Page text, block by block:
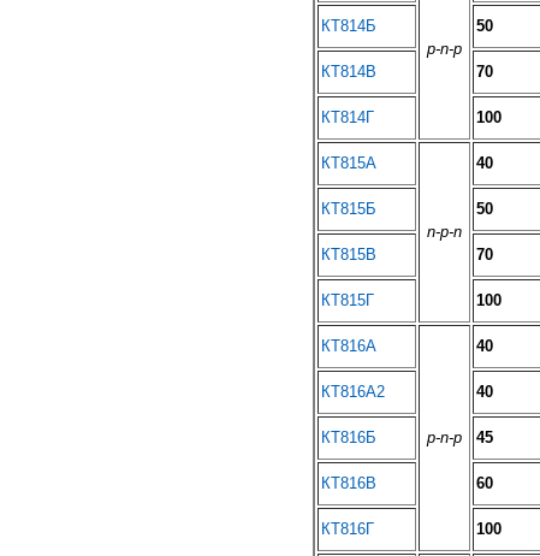
p-n-p
КТ814Б 50
КТ814В 70
КТ814Г 100
КТ815А
n-p-n
40
КТ815Б 50
КТ815В 70
КТ815Г 100
КТ816А
p-n-p
40
КТ816А2 40
КТ816Б 45
КТ816В 60
КТ816Г 100